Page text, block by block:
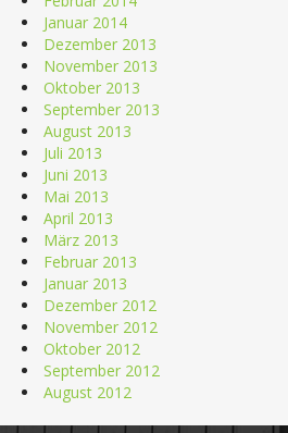
Januar 2014
Dezember 2013
November 2013
Oktober 2013
September 2013
August 2013
Juli 2013
Juni 2013
Mai 2013
April 2013
März 2013
Februar 2013
Januar 2013
Dezember 2012
November 2012
Oktober 2012
September 2012
August 2012